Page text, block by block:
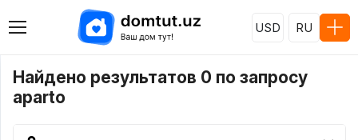
USD RU
Найдено результатов 0 по запросу
aparto